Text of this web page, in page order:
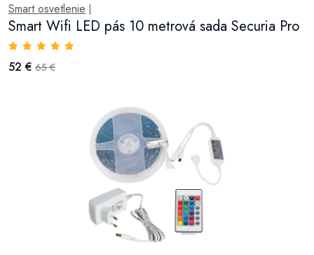
Smart osvetlenie
Smart Wifi LED pás 10 metrová sada Securia Pro
52 € 65 €